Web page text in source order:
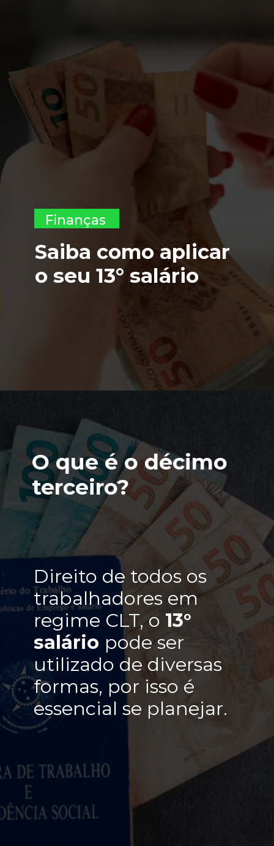
Saiba como aplicar
o seu 13° salário
Finanças
Direito de todos os
trabalhadores em
regime CLT, o 13°
salário pode ser
utilizado de diversas
formas, por isso é
essencial se planejar.
O que é o décimo
terceiro?